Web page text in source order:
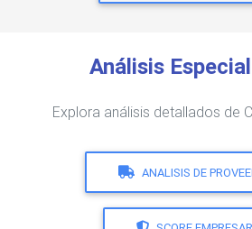
Análisis
Explora análisis detallados de
ANALISIS DE